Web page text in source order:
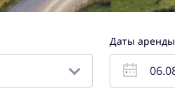
Даты аренды